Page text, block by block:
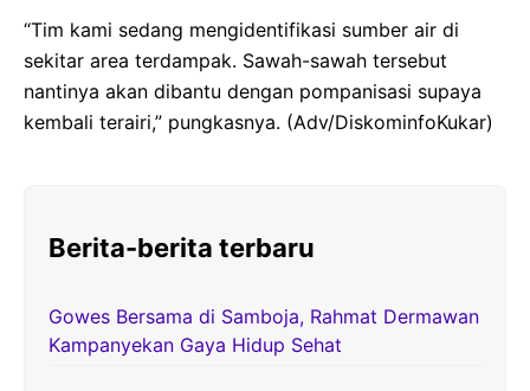
“Tim kami sedang mengidentifikasi sumber air di
sekitar area terdampak. Sawah-sawah tersebut
nantinya akan dibantu dengan pompanisasi supaya
kembali terairi,” pungkasnya. (Adv/DiskominfoKukar)
Berita-berita terbaru
Gowes Bersama di Samboja, Rahmat Dermawan
Kampanyekan Gaya Hidup Sehat